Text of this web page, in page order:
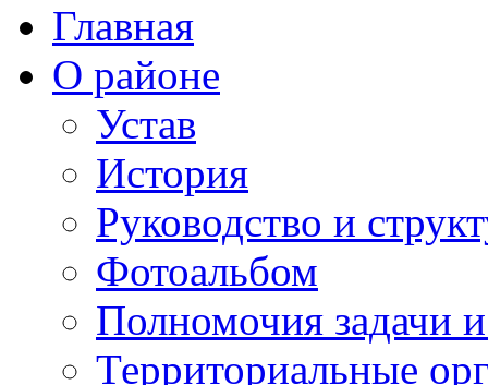
Главная
О районе
Устав
История
Руководство и
Фотоальбом
Полномочия задачи
Территориальные